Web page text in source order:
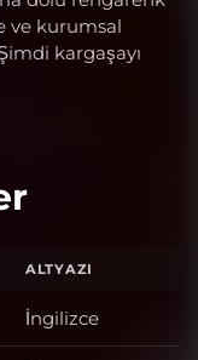
ve kurumsal
kargaşayı
ALTYAZI
İngilizce